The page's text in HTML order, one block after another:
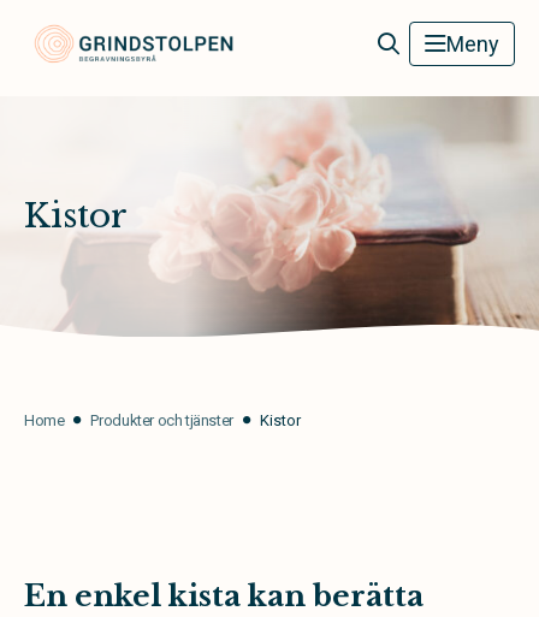
Grindstolpens Begravningsbyrå
Meny
Kistor
Home Produkter och tjänster Kistor
En enkel kista kan berätta